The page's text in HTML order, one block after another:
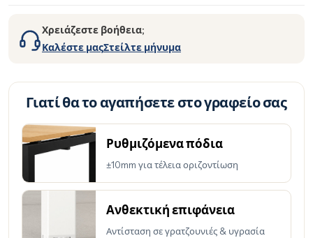
Χρειάζεστε βοήθεια;
Καλέστε μαςΣτείλτε μήνυμα
Γιατί θα το αγαπήσετε στο γραφείο σας
Ρυθμιζόμενα πόδια
±10mm για τέλεια οριζοντίωση
Ανθεκτική επιφάνεια
Αντίσταση σε γρατζουνιές & υγρασία